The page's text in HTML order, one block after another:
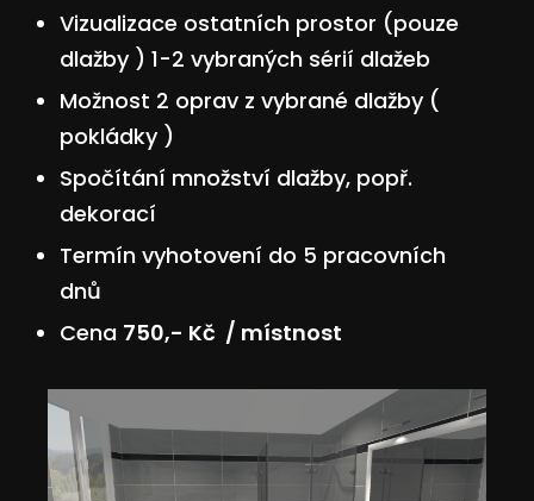
Vizualizace ostatních prostor (pouze
dlažby ) 1-2 vybraných sérií dlažeb
Možnost 2 oprav z vybrané dlažby (
pokládky )
Spočítání množství dlažby, popř.
dekorací
Termín vyhotovení do 5 pracovních
dnů
Cena 750,- Kč / místnost